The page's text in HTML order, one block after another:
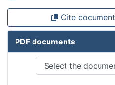
Cite document
PDF documents